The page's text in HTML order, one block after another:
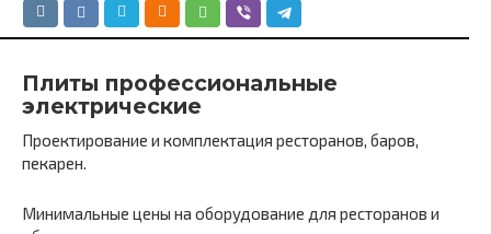
Плиты профессиональные
электрические
Проектирование и комплектация ресторанов, баров,
пекарен.
Минимальные цены на оборудование для ресторанов и